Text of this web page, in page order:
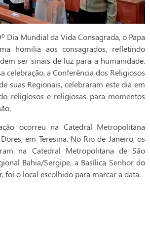
Dia Mundial da Vida Consagrada, o Papa
homilia aos consagrados, refletindo
ser sinais de luz para a humanidade.
celebração, a Conferência dos Religiosos
suas Regionais, celebraram este dia em
religiosos e religiosas para momentos
ocorreu na Catedral Metropolitana
em Teresina. No Rio de Janeiro, os
na Catedral Metropolitana de São
Bahia/Sergipe, a Basílica Senhor do
foi o local escolhido para marcar a data.